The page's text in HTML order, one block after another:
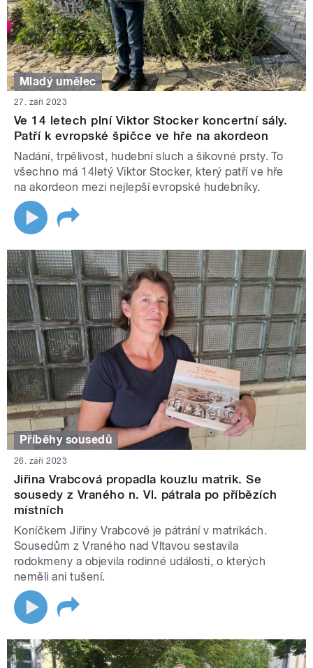
Mladý umělec
27. září 2023
Ve 14 letech plní Viktor Stocker koncertní sály.
Patří k evropské špičce ve hře na akordeon
Nadání, trpělivost, hudební sluch a šikovné prsty. To
všechno má 14letý Viktor Stocker, který patří ve hře
na akordeon mezi nejlepší evropské hudebníky.
Příběhy sousedů
26. září 2023
Jiřina Vrabcová propadla kouzlu matrik. Se
sousedy z Vraného n. Vl. pátrala po příbězích
místních
Koníčkem Jiřiny Vrabcové je pátrání v matrikách.
Sousedům z Vraného nad Vltavou sestavila
rodokmeny a objevila rodinné události, o kterých
neměli ani tušení.